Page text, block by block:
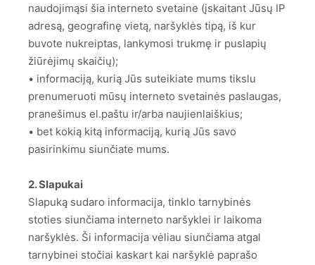
naudojimąsi šia interneto svetaine (įskaitant Jūsų IP
adresą, geografinę vietą, naršyklės tipą, iš kur
buvote nukreiptas, lankymosi trukmę ir puslapių
žiūrėjimų skaičių);
• informaciją, kurią Jūs suteikiate mums tikslu
prenumeruoti mūsų interneto svetainės paslaugas,
pranešimus el.paštu ir/arba naujienlaiškius;
• bet kokią kitą informaciją, kurią Jūs savo
pasirinkimu siunčiate mums.
2. Slapukai
Slapuką sudaro informacija, tinklo tarnybinės
stoties siunčiama interneto naršyklei ir laikoma
naršyklės. Ši informacija vėliau siunčiama atgal
tarnybinei stočiai kaskart kai naršyklė paprašo